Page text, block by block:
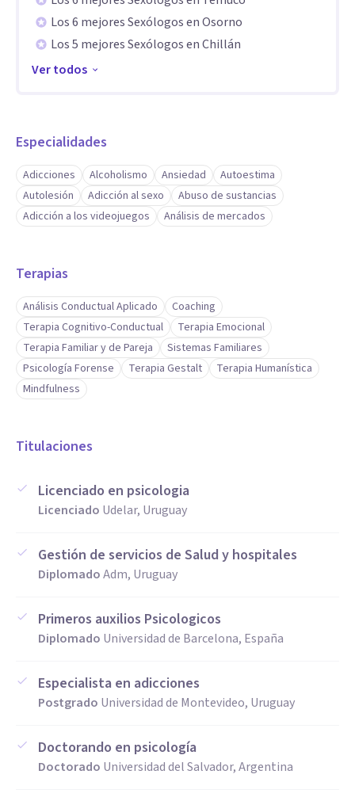
*Currículum universal de tratamiento de adicción OEA,
CICAD, UNAM.
Me especialicé en adicciones, abordaje individual y familiar,
terapia para la ansiedad y estrés. Atención para estrés post
traumáticos, desempeñándome como consultor y
supervisor clínico y trastornos de Personalidad asociados.
Los 6 mejores Sexólogos en Osorno
Los 5 mejores Sexólogos en Chillán
Ver todos
Especialidades
Adicciones Alcoholismo Ansiedad
Autoestima
Autolesión
Adicción al sexo
Abuso de sustancias
Adicción a los videojuegos
Análisis de mercados
Terapias
Análisis Conductual Aplicado
Coaching
Terapia Cognitivo-Conductual
Terapia Emocional
Terapia Familiar y de Pareja
Sistemas Familiares
Psicología Forense
Terapia Gestalt
Terapia Humanística
Mindfulness
Titulaciones
Licenciado en psicologia
Licenciado Udelar, Uruguay
Gestión de servicios de Salud y hospitales
DiplomadoAdm, Uruguay
Primeros auxilios Psicologicos
Diplomado Universidad de Barcelona, España
Especialista en adicciones
Postgrado Universidad de Montevideo, Uruguay
Doctorando en psicología
Doctorado Universidad del Salvador, Argentina